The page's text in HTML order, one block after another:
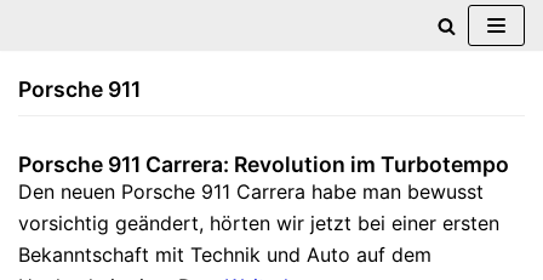
Inhalt
Porsche 911
Porsche 911 Carrera: Revolution im Turbotempo
Den neuen Porsche 911 Carrera habe man bewusst
vorsichtig geändert, hörten wir jetzt bei einer ersten
Bekanntschaft mit Technik und Auto auf dem